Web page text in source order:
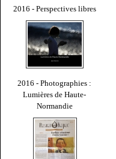
2016 - Perspectives libres
2016 - Photographies :
Lumières de Haute-
Normandie